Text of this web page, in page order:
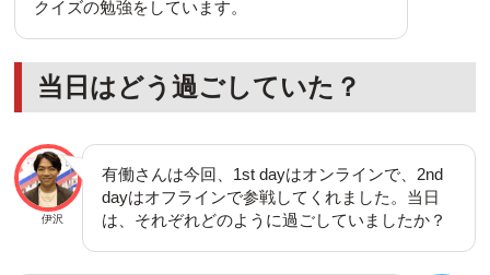
クイズの勉強をしています。
当日はどう過ごしていた？
伊沢
有働さんは今回、1st dayはオンラインで、2nd
dayはオフラインで参戦してくれました。当日
は、それぞれどのように過ごしていましたか？